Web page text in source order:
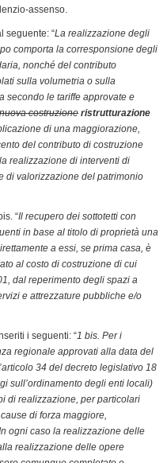
assenso.
seguente: “La realizzazione degli
comporta la corresponsione degli
nonché del contributo
sulla volumetria o sulla
secondo le tariffe approvate e
nuova costruzione ristrutturazione
di una maggiorazione,
del contributo di costruzione
realizzazione di interventi di
di valorizzazione del patrimonio
“Il recupero dei sottotetti con
in base al titolo di proprietà una
a essi, se prima casa, è
al costo di costruzione di cui
dal reperimento degli spazi a
e attrezzature pubbliche e/o
i seguenti: “1 bis. Per i
regionale approvati alla data del
34 del decreto legislativo 18
sull’ordinamento degli enti locali)
di realizzazione, per particolari
di forza maggiore,
ogni caso la realizzazione delle
realizzazione delle opere